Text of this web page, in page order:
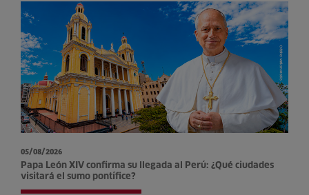
05/08/2026
Papa León XIV confirma su llegada al Perú: ¿Qué ciudades
visitará el sumo pontífice?